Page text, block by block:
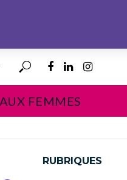
FEMMES
RUBRIQUES